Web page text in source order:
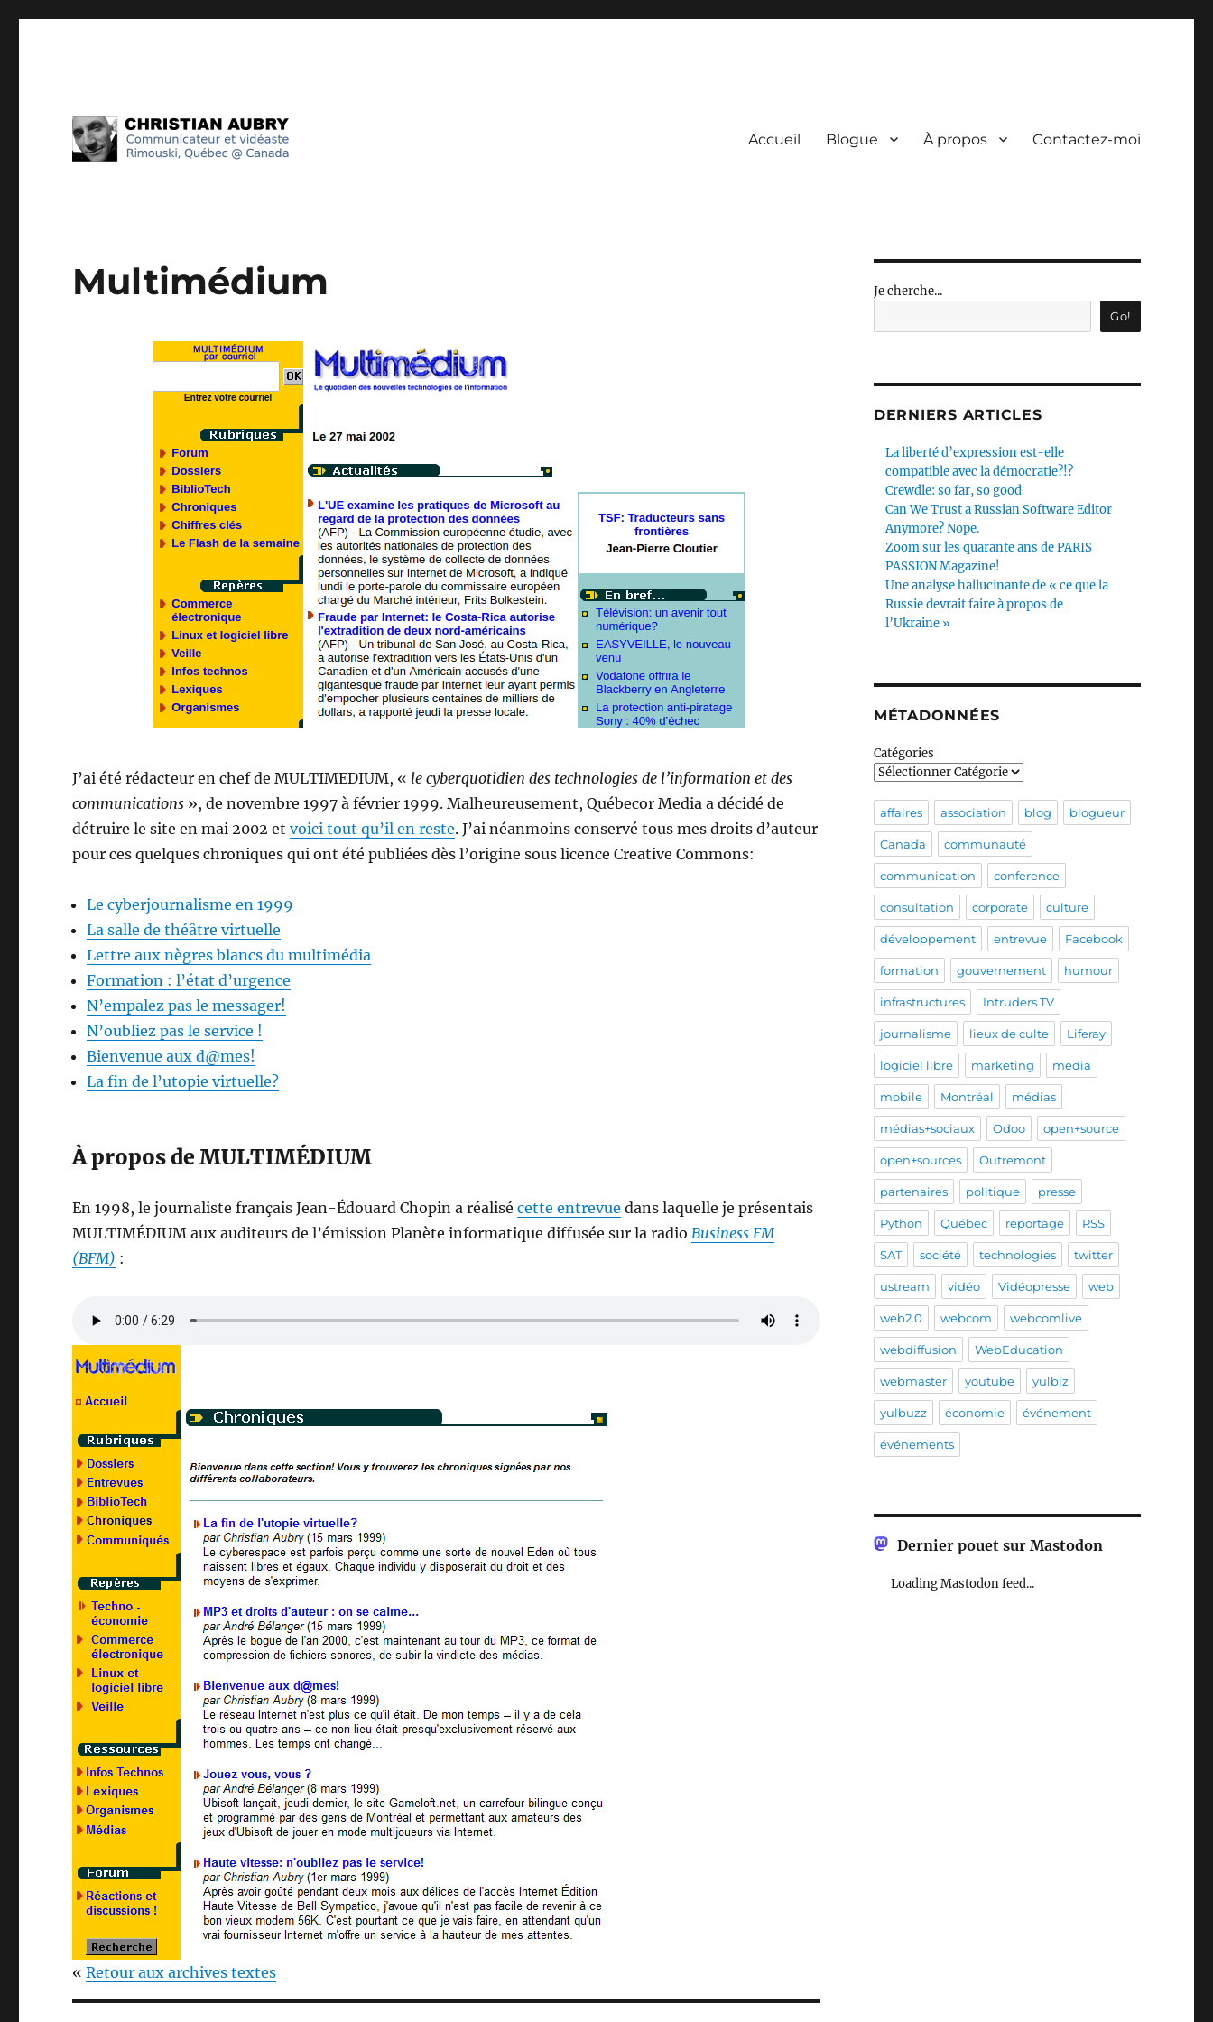
Accueil Blogue À propos Contactez-moi
Multimédium
J’ai été rédacteur en chef de MULTIMEDIUM, « le cyberquotidien des technologies de l’information et des
communications », de novembre 1997 à février 1999. Malheureusement, Québecor Media a décidé de
détruire le site en mai 2002 etvoici tout qu’il en reste. J’ai néanmoins conservé tous mes droits d’auteur
pour ces quelques chroniques qui ont été publiées dès l’origine sous licence Creative Commons:
Le cyberjournalisme en 1999
La salle de théâtre virtuelle
Lettre aux nègres blancs du multimédia
Formation : l’état d’urgence
N’empalez pas le messager!
N’oubliez pas le service !
Bienvenue aux d@mes!
La fin de l’utopie virtuelle?
À propos de MULTIMÉDIUM
En 1998, le journaliste français Jean-Édouard Chopin a réalisécette entrevue dans laquelle je présentais
MULTIMÉDIUM aux auditeurs de l’émission Planète informatique diffusée sur la radioBusiness FM
(BFM) :
«Retour aux archives textes
Je cherche...
Go!
DERNIERS ARTICLES
La liberté d’expression est-elle
compatible avec la démocratie?!?
Crewdle: so far, so good
Can We Trust a Russian Software Editor
Anymore? Nope.
Zoom sur les quarante ans de PARIS
PASSION Magazine!
Une analyse hallucinante de « ce que la
Russie devrait faire à propos de
l’Ukraine »
MÉTADONNÉES
Catégories
affaires association blog blogueur
Canada communauté
communication conference
consultation corporate culture
développement entrevue Facebook
formation gouvernement humour
infrastructures Intruders TV
journalisme lieux de culte Liferay
logiciel libre marketing media
mobile Montréal médias
médias+sociaux Odoo open+source
open+sources Outremont
partenaires politique presse
Python Québec reportage RSS
SAT société technologies twitter
ustream vidéo Vidéopresse web
web2.0 webcom webcomlive
webdiffusion WebEducation
webmaster youtube yulbiz
yulbuzz économie événement
événements
Dernier pouet sur Mastodon
Loading Mastodon feed...